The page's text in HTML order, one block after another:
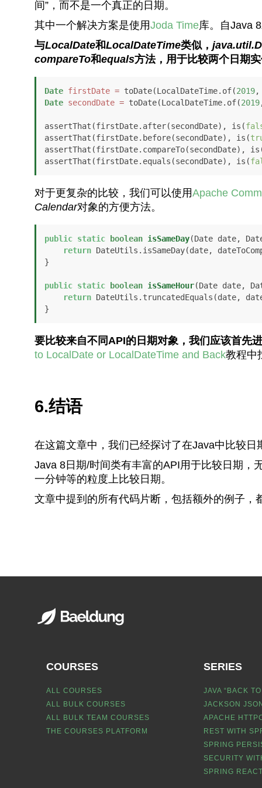
间”，而不是一个真正的日期。
其中一个解决方案是使用Joda Time库。自Java
与LocalDate和LocalDateTime类似，
compareTo和equals方法，用于比较两个日期
Date firstDate = toDate(LocalDateTime.of(2019
Date secondDate = toDate(LocalDateTime.of(2019
assertThat(firstDate.after(secondDate), is(
assertThat(firstDate.before(secondDate), is(
assertThat(firstDate.compareTo(secondDate),
assertThat(firstDate.equals(secondDate), is(
对于更复杂的比较，我们可以使用Apache
Calendar对象的方便方法。
public static boolean isSameDay(Date date,
return DateUtils.isSameDay(date,
}
public static boolean isSameHour(Date date,
return DateUtils.truncatedEquals(date,
}
要比较来自不同API的日期对象，我们应该首先
to LocalDate or LocalDateTime and Back教程中
6.结语
在这篇文章中，我们已经探讨了在Java中比较日
Java 8日期/时间类有丰富的API用于比较日期，
一分钟等的粒度上比较日期。
文章中提到的所有代码片断，包括额外的例子，
COURSES
ALL COURSES
ALL BULK COURSES
ALL BULK TEAM COURSES
THE COURSES PLATFORM
SERIES
JAVA “BACK
JACKSON
APACHE
REST WITH
SPRING
SECURITY
SPRING